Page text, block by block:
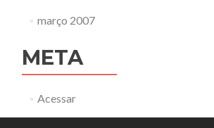
março 2007
META
Acessar